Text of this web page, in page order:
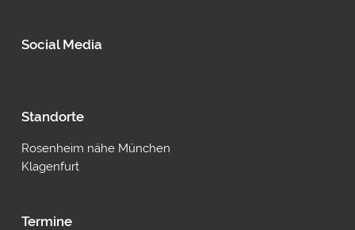
Social Media
Standorte
Rosenheim nähe München
Klagenfurt
Termine